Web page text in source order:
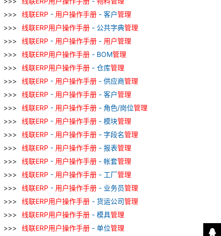
线联ERP - 用户操作手册 - 客户管理
线联ERP用户操作手册 - 公共字典管理
线联ERP - 用户操作手册 - 用户管理
线联ERP用户操作手册 - BOM管理
线联ERP用户操作手册 - 仓库管理
线联ERP - 用户操作手册 - 供应商管理
线联ERP - 用户操作手册 - 客户管理
线联ERP - 用户操作手册 - 角色/岗位管理
线联ERP - 用户操作手册 - 模块管理
线联ERP - 用户操作手册 - 字段名管理
线联ERP - 用户操作手册 - 报表管理
线联ERP - 用户操作手册 - 帐套管理
线联ERP - 用户操作手册 - 工厂管理
线联ERP - 用户操作手册 - 业务员管理
线联ERP用户操作手册 - 货运公司管理
线联ERP用户操作手册 - 模具管理
线联ERP用户操作手册 - 单位管理